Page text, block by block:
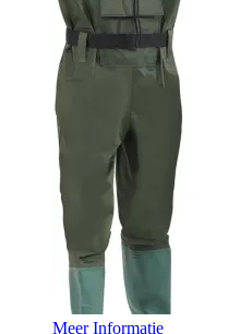
Meer Informatie